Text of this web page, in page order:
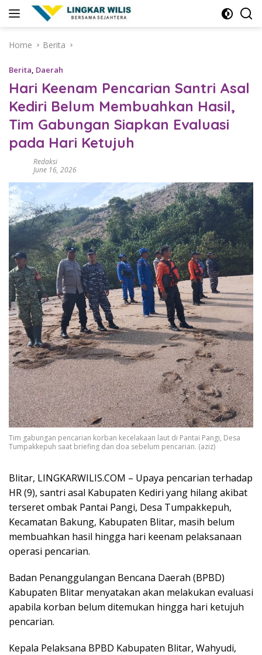
Home
Berita
Berita, Daerah
Hari Keenam Pencarian Santri Asal
Kediri Belum Membuahkan Hasil,
Tim Gabungan Siapkan Evaluasi
pada Hari Ketujuh
Redaksi
June 16, 2026
Tim gabungan pencarian korban kecelakaan laut di Pantai Pangi, Desa
Tumpakkepuh saat briefing dan doa sebelum pencarian. (aziz)
Blitar, LINGKARWILIS.COM – Upaya pencarian terhadap
HR (9), santri asal Kabupaten Kediri yang hilang akibat
terseret ombak Pantai Pangi, Desa Tumpakkepuh,
Kecamatan Bakung, Kabupaten Blitar, masih belum
membuahkan hasil hingga hari keenam pelaksanaan
operasi pencarian.
Badan Penanggulangan Bencana Daerah (BPBD)
Kabupaten Blitar menyatakan akan melakukan evaluasi
apabila korban belum ditemukan hingga hari ketujuh
pencarian.
Kepala Pelaksana BPBD Kabupaten Blitar, Wahyudi,